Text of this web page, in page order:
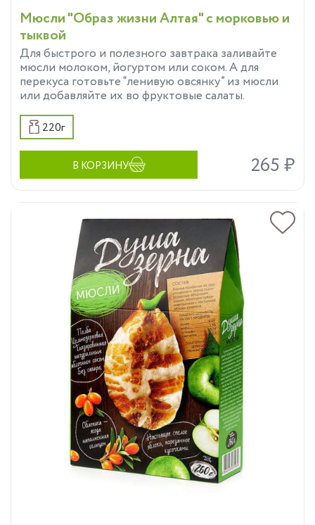
Мюсли "Образ жизни Алтая" с морковью и
тыквой
Для быстрого и полезного завтрака заливайте
мюсли молоком, йогуртом или соком. А для
перекуса готовьте “ленивую овсянку” из мюсли
или добавляйте их во фруктовые салаты.
220г
В КОРЗИНУ 265 ₽